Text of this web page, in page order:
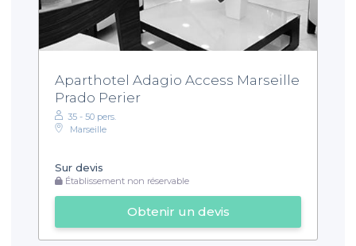
Aparthotel Adagio Access Marseille
Prado Perier
35 - 50 pers.
Marseille
Sur devis
Établissement non réservable
Obtenir un devis